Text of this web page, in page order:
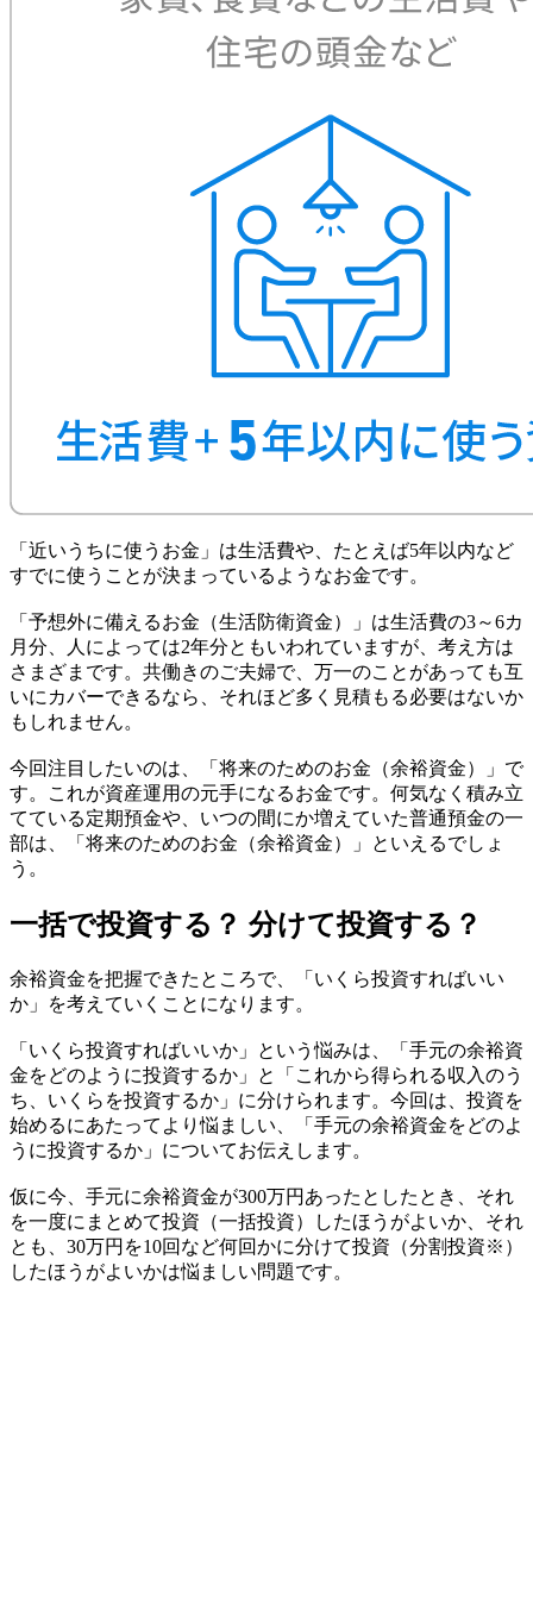
「近いうちに使うお金」は生活費や、たとえば5年以内など
すでに使うことが決まっているようなお金です。
「予想外に備えるお金（生活防衛資金）」は生活費の3～6カ
月分、人によっては2年分ともいわれていますが、考え方は
さまざまです。共働きのご夫婦で、万一のことがあっても互
いにカバーできるなら、それほど多く見積もる必要はないか
もしれません。
今回注目したいのは、「将来のためのお金（余裕資金）」で
す。これが資産運用の元手になるお金です。何気なく積み立
てている定期預金や、いつの間にか増えていた普通預金の一
部は、「将来のためのお金（余裕資金）」といえるでしょ
う。
一括で投資する？ 分けて投資する？
余裕資金を把握できたところで、「いくら投資すればいい
か」を考えていくことになります。
「いくら投資すればいいか」という悩みは、「手元の余裕資
金をどのように投資するか」と「これから得られる収入のう
ち、いくらを投資するか」に分けられます。今回は、投資を
始めるにあたってより悩ましい、「手元の余裕資金をどのよ
うに投資するか」についてお伝えします。
仮に今、手元に余裕資金が300万円あったとしたとき、それ
を一度にまとめて投資（一括投資）したほうがよいか、それ
とも、30万円を10回など何回かに分けて投資（分割投資※）
したほうがよいかは悩ましい問題です。